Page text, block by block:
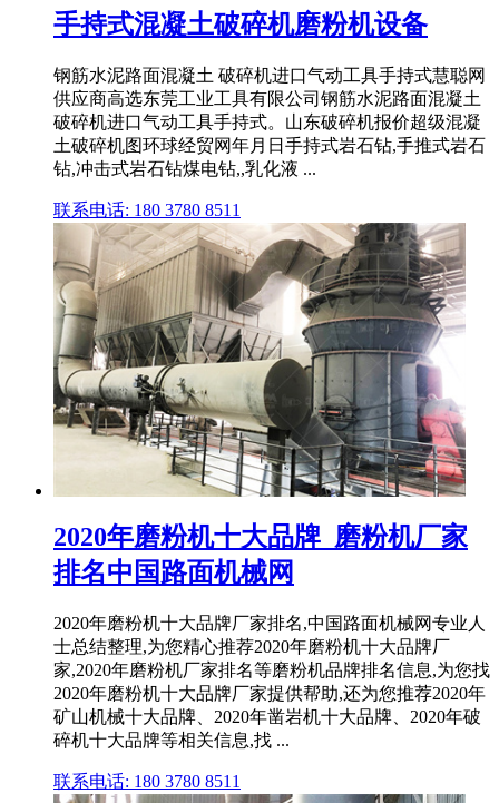
手持式混凝土破碎机磨粉机设备
钢筋水泥路面混凝土 破碎机进口气动工具手持式慧聪网
供应商高选东莞工业工具有限公司钢筋水泥路面混凝土
破碎机进口气动工具手持式。山东破碎机报价超级混凝
土破碎机图环球经贸网年月日手持式岩石钻,手推式岩石
钻,冲击式岩石钻煤电钻,,乳化液 ...
联系电话: 180 3780 8511
2020年磨粉机十大品牌_磨粉机厂家
排名中国路面机械网
2020年磨粉机十大品牌厂家排名,中国路面机械网专业人
士总结整理,为您精心推荐2020年磨粉机十大品牌厂
家,2020年磨粉机厂家排名等磨粉机品牌排名信息,为您找
2020年磨粉机十大品牌厂家提供帮助,还为您推荐2020年
矿山机械十大品牌、2020年凿岩机十大品牌、2020年破
碎机十大品牌等相关信息,找 ...
联系电话: 180 3780 8511